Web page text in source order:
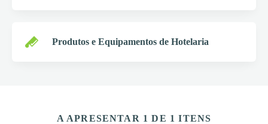
Produtos e Equipamentos de Hotelaria
A APRESENTAR 1 DE 1 ITENS